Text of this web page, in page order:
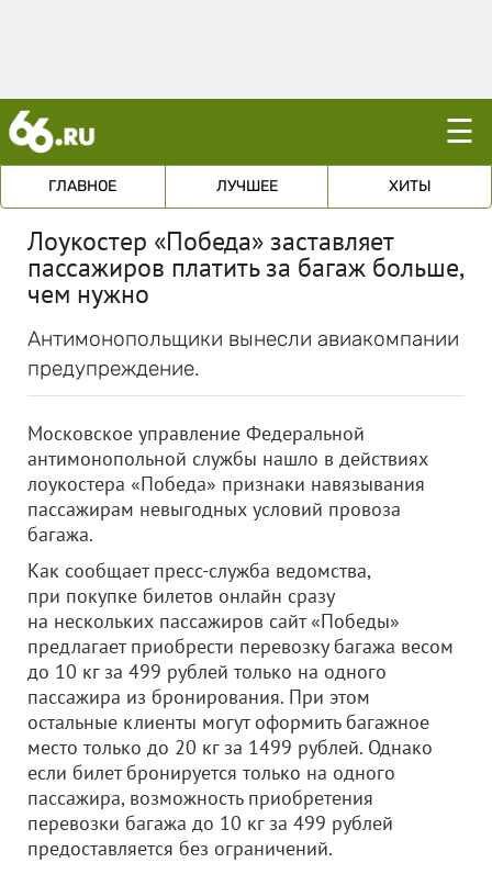
☰
ГЛАВНОЕ ЛУЧШЕЕ ХИТЫ
Лоукостер «Победа» заставляет
пассажиров платить за багаж больше,
чем нужно
Антимонопольщики вынесли авиакомпании
предупреждение.
Московское управление Федеральной
антимонопольной службы нашло в действиях
лоукостера «Победа» признаки навязывания
пассажирам невыгодных условий провоза
багажа.
Как сообщает пресс-служба ведомства,
при покупке билетов онлайн сразу
на нескольких пассажиров сайт «Победы»
предлагает приобрести перевозку багажа весом
до 10 кг за 499 рублей только на одного
пассажира из бронирования. При этом
остальные клиенты могут оформить багажное
место только до 20 кг за 1499 рублей. Однако
если билет бронируется только на одного
пассажира, возможность приобретения
перевозки багажа до 10 кг за 499 рублей
предоставляется без ограничений.